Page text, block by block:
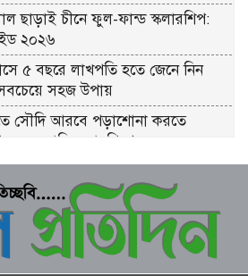
ছাড়াই চীনে ফুল-ফান্ড স্কলারশিপ:
২০২৬
৫ বছরে লাখপতি হতে জেনে নিন
সহজ উপায়
সৌদি আরবে পড়াশোনা করতে
সরকারি স্কলারশিপে
প্রতিটি পশমে সওয়াব: ইসলাম কী
কুরবানি দেওয়ার নিয়ম: সবচেয়ে সহজ